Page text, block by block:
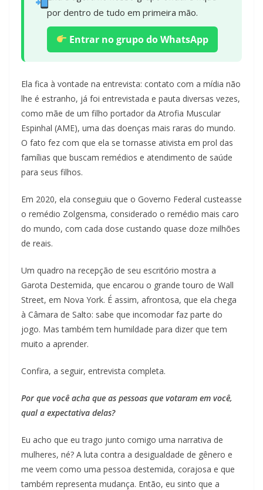
por dentro de tudo em primeira mão.
Entrar no grupo do WhatsApp
Ela fica à vontade na entrevista: contato com a mídia não
lhe é estranho, já foi entrevistada e pauta diversas vezes,
como mãe de um filho portador da Atrofia Muscular
Espinhal (AME), uma das doenças mais raras do mundo.
O fato fez com que ela se tornasse ativista em prol das
famílias que buscam remédios e atendimento de saúde
para seus filhos.
Em 2020, ela conseguiu que o Governo Federal custeasse
o remédio Zolgensma, considerado o remédio mais caro
do mundo, com cada dose custando quase doze milhões
de reais.
Um quadro na recepção de seu escritório mostra a
Garota Destemida, que encarou o grande touro de Wall
Street, em Nova York. É assim, afrontosa, que ela chega
à Câmara de Salto: sabe que incomodar faz parte do
jogo. Mas também tem humildade para dizer que tem
muito a aprender.
Confira, a seguir, entrevista completa.
Por que você acha que as pessoas que votaram em você,
qual a expectativa delas?
Eu acho que eu trago junto comigo uma narrativa de
mulheres, né? A luta contra a desigualdade de gênero e
me veem como uma pessoa destemida, corajosa e que
também representa mudança. Então, eu sinto que a